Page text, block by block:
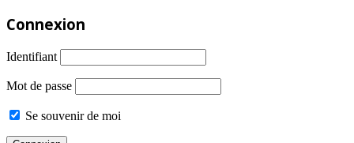
Connexion
Identifiant
Mot de passe
Se souvenir de moi